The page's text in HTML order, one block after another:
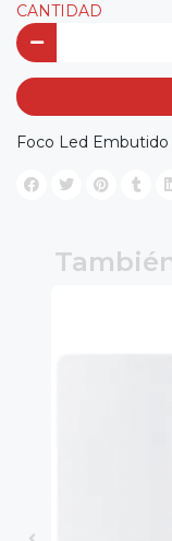
CANTIDAD
Foco Led